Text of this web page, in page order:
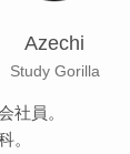
Azechi
Study Gorilla
社員。
。